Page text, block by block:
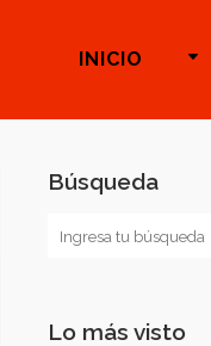
INICIO
Búsqueda
Lo más visto